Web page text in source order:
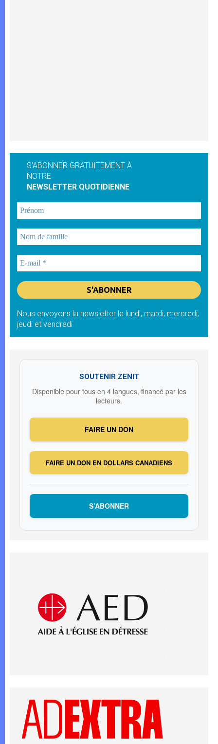
S'ABONNER GRATUITEMENT À
NOTRE
NEWSLETTER QUOTIDIENNE
Nous envoyons la newsletter le lundi, mardi, mercredi,
jeudi et vendredi
SOUTENIR ZENIT
Disponible pour tous en 4 langues, financé par les
lecteurs.
FAIRE UN DON
FAIRE UN DON EN DOLLARS CANADIENS
S’ABONNER